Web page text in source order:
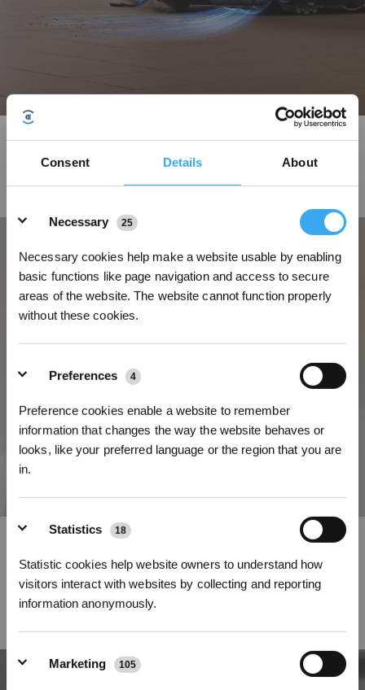
Consent Details About
Necessary
25
Necessary cookies help make a website usable by enabling
basic functions like page navigation and access to secure
areas of the website. The website cannot function properly
without these cookies.
Preferences 4
Preference cookies enable a website to remember
information that changes the way the website behaves or
looks, like your preferred language or the region that you are
in.
Statistics 18
Statistic cookies help website owners to understand how
visitors interact with websites by collecting and reporting
information anonymously.
Marketing 105
Nettoyage avec BLAST
Entraîné par une batterie de qualité automobile, un moteur sans brosse à
La technologie ZeroTangle 4.0 intègre une brosse principale anti-nœuds
dirigée par flux d'air. Une turbine à flux d'air latéral peut collecter
ainsi les nœuds avant qu'ils ne se produisent. La structure à double